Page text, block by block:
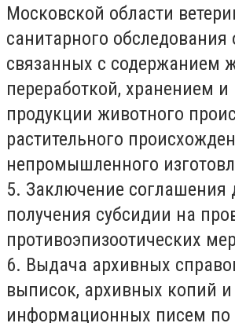
Московской области
санитарного обследования
связанных с содержанием
переработкой, хранением и
продукции животного
растительного
непромышленного
5. Заключение соглашения
получения субсидии на
противоэпизоотических
6. Выдача архивных
выписок, архивных копий и
информационных писем по